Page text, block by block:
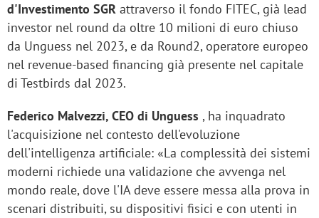
d'Investimento SGR attraverso il fondo FITEC, già lead
investor nel round da oltre 10 milioni di euro chiuso
da Unguess nel 2023, e da Round2, operatore europeo
nel revenue-based financing già presente nel capitale
di Testbirds dal 2023.
Federico Malvezzi, CEO di Unguess , ha inquadrato
l'acquisizione nel contesto dell'evoluzione
dell'intelligenza artificiale: «La complessità dei sistemi
moderni richiede una validazione che avvenga nel
mondo reale, dove l'IA deve essere messa alla prova in
scenari distribuiti, su dispositivi fisici e con utenti in